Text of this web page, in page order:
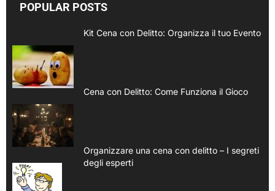
POPULAR POSTS
Kit Cena con Delitto: Organizza il tuo Evento
Cena con Delitto: Come Funziona il Gioco
Organizzare una cena con delitto – I segreti
degli esperti